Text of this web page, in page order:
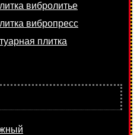
вибролитье
вибропресс
плитка